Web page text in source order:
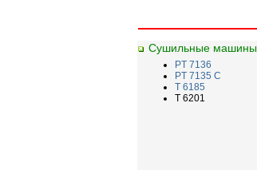
Сушильные машины
PT 7136
PT 7135 C
T 6185
T 6201